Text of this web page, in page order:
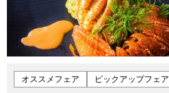
オススメフェア ピックアップフェア